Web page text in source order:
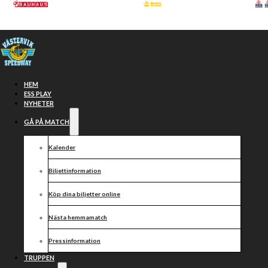
Hoppa till huvudinnehåll
HEM
ESS PLAY
NYHETER
GÅ PÅ MATCH
Kalender
Biljettinformation
Köp dina biljetter online
Nästa hemmamatch
Pressinformation
TRUPPEN
Idag är det
premiärmatcher